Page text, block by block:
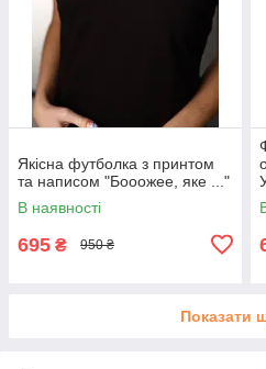
Якісна футболка з принтом
та написом "Бооожее, яке ..."
В наявності
695 ₴ 950 ₴
Показати